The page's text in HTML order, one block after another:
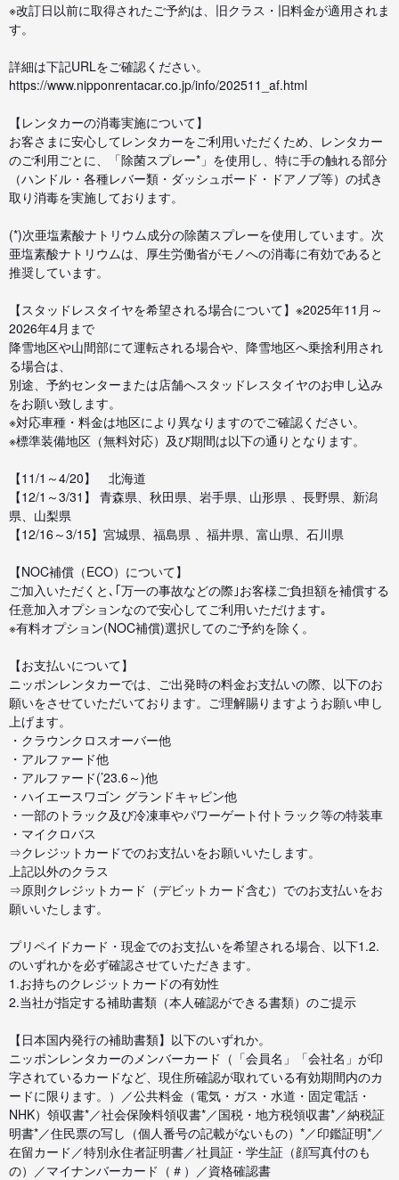
※改訂日以前に取得されたご予約は、旧クラス・旧料金が適用されま
す。
詳細は下記URLをご確認ください。
https://www.nipponrentacar.co.jp/info/202511_af.html
【レンタカーの消毒実施について】
お客さまに安心してレンタカーをご利用いただくため、レンタカー
のご利用ごとに、「除菌スプレー*」を使用し、特に手の触れる部分
（ハンドル・各種レバー類・ダッシュボード・ドアノブ等）の拭き
取り消毒を実施しております。
(*)次亜塩素酸ナトリウム成分の除菌スプレーを使用しています。次
亜塩素酸ナトリウムは、厚生労働省がモノへの消毒に有効であると
推奨しています。
【スタッドレスタイヤを希望される場合について】※2025年11月～
2026年4月まで
降雪地区や山間部にて運転される場合や、降雪地区へ乗捨利用され
る場合は、
別途、予約センターまたは店舗へスタッドレスタイヤのお申し込み
をお願い致します。
※対応車種・料金は地区により異なりますのでご確認ください。
※標準装備地区（無料対応）及び期間は以下の通りとなります。
【11/1～4/20】 北海道
【12/1～3/31】 青森県、秋田県、岩手県、山形県 、長野県、新潟
県、山梨県
【12/16～3/15】宮城県、福島県 、福井県、富山県、石川県
【NOC補償（ECO）について】
ご加入いただくと､｢万一の事故などの際｣お客様ご負担額を補償する
任意加入オプションなので安心してご利用いただけます｡
※有料オプション(NOC補償)選択してのご予約を除く。
【お支払いについて】
ニッポンレンタカーでは、ご出発時の料金お支払いの際、以下のお
願いをさせていただいております。ご理解賜りますようお願い申し
上げます。
・クラウンクロスオーバー他
・アルファード他
・アルファード(’23.6～)他
・ハイエースワゴン グランドキャビン他
・一部のトラック及び冷凍車やパワーゲート付トラック等の特装車
・マイクロバス
⇒クレジットカードでのお支払いをお願いいたします。
上記以外のクラス
⇒原則クレジットカード（デビットカード含む）でのお支払いをお
願いいたします。
プリペイドカード・現金でのお支払いを希望される場合、以下1.2.
のいずれかを必ず確認させていただきます。
1.お持ちのクレジットカードの有効性
2.当社が指定する補助書類（本人確認ができる書類）のご提示
【日本国内発行の補助書類】以下のいずれか。
ニッポンレンタカーのメンバーカード（「会員名」「会社名」が印
字されているカードなど、現住所確認が取れている有効期間内のカ
ードに限ります。）／公共料金（電気・ガス・水道・固定電話・
NHK）領収書*／社会保険料領収書*／国税・地方税領収書*／納税証
明書*／住民票の写し（個人番号の記載がないもの）*／印鑑証明*／
在留カード／特別永住者証明書／社員証・学生証（顔写真付のも
の）／マイナンバーカード（＃）／資格確認書